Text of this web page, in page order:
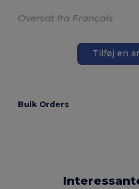
Oversat fra Français
Tilføj en
Bulk Orders